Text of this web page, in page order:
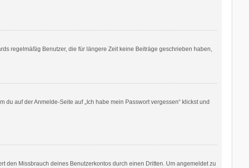
regelmäßig Benutzer, die für längere Zeit keine Beiträge geschrieben haben,
auf der Anmelde-Seite auf „Ich habe mein Passwort vergessen“ klickst und
den Missbrauch deines Benutzerkontos durch einen Dritten. Um angemeldet zu